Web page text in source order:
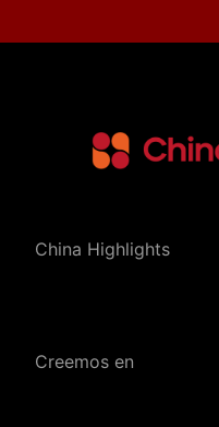
China Highlights
Creemos en